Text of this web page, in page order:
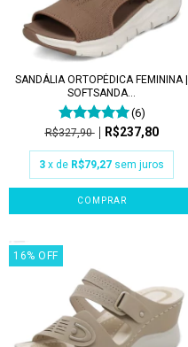
SANDÁLIA ORTOPÉDICA FEMININA |
SOFTSANDA...
(6)
R$327,90 R$237,80
3 x de R$79,27 sem juros
COMPRAR
16% OFF